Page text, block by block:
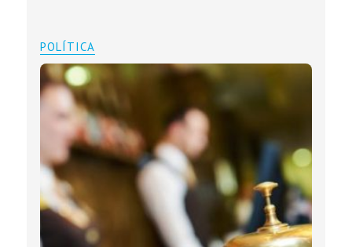
POLÍTICA